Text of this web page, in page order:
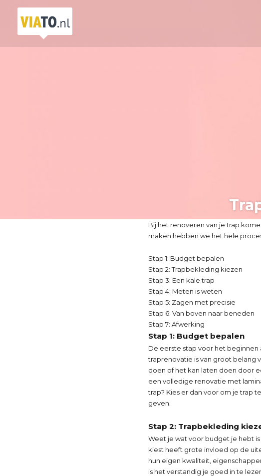
Bij het renoveren van je trap
maken hebben we het hele
Stap 1: Budget bepalen
Stap 2: Trapbekleding kiezen
Stap 3: Een kale trap
Stap 4: Meten is weten
Stap 5: Zagen met precisie
Stap 6: Van boven naar beneden
Stap 7: Afwerking
Stap 1: Budget bepalen
De eerste stap voor het
traprenovatie is van groot belang
doen of het kan laten doen door
een volledige renovatie met
trap? Kies er dan voor om je trap
geven.
Stap 2: Trapbekleding
Weet je wat voor budget je hebt
kiest heeft grote invloed op de
hun eigen kwaliteit,
is het verstandig je goed in te